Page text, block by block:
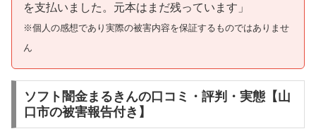
を支払いました。元本はまだ残っています」
※個人の感想であり実際の被害内容を保証するものではありませ
ん
ソフト闇金まるきんの口コミ・評判・実態【山
口市の被害報告付き】